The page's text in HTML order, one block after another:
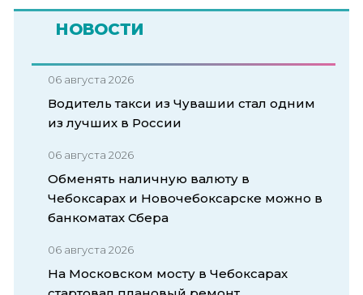
НОВОСТИ
06 августа 2026
Водитель такси из Чувашии стал одним
из лучших в России
06 августа 2026
Обменять наличную валюту в
Чебоксарах и Новочебоксарске можно в
банкоматах Сбера
06 августа 2026
На Московском мосту в Чебоксарах